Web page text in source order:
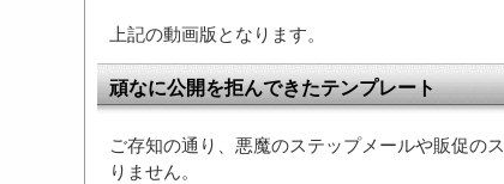
上記の動画版となります。
頑なに公開を拒んできたテンプレート
ご存知の通り、悪魔のステップメールや販促の
りません。